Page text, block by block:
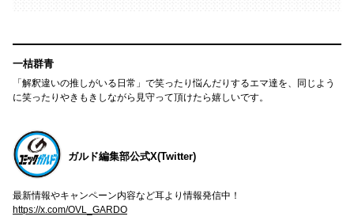
一桔群青
「解釈違いの推しがいる日常」で笑ったり悩んだりするエマ達を、同じよう
に笑ったりやきもきしながら見守って頂けたら嬉しいです。
ガルド編集部公式X(Twitter)
最新情報やキャンペーン内容など耳より情報発信中！
https://x.com/OVL_GARDO